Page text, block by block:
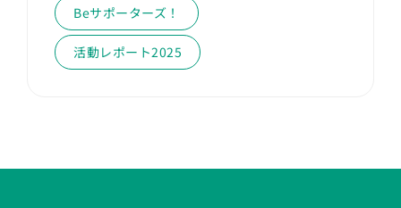
Beサポーターズ！
活動レポート2025